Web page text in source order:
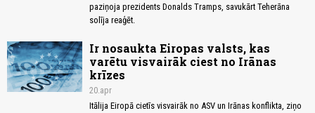
paziņoja prezidents Donalds Tramps, savukārt Teherāna
solīja reaģēt.
Ir nosaukta Eiropas valsts, kas
varētu visvairāk ciest no Irānas
krīzes
20.apr
Itālija Eiropā cietīs visvairāk no ASV un Irānas konflikta, ziņo